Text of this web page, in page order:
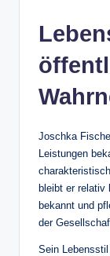
Joschka
Leistungen
bleibt er relativ
bekannt und
der
Sein